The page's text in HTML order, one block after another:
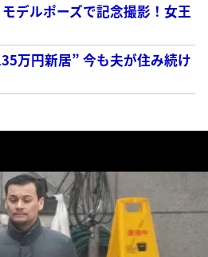
モデルポーズで記念撮影！女王
万円新居” 今も夫が住み続け